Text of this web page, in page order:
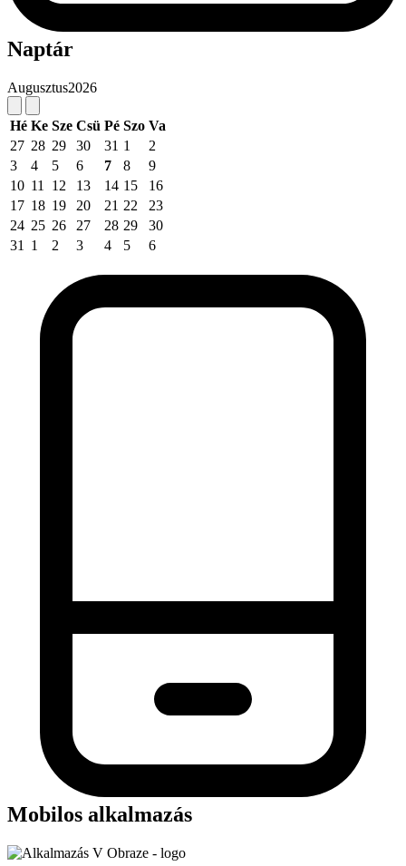
Naptár
Augusztus2026
Hé Ke Sze Csü Pé Szo Va
27 28 29 30 31 1
2
3
4 5 6 7 8
9
10 11 12 13 14 15
16
17 18 19 20 21 22
23
24 25 26 27 28 29
30
31
1 2 3 4 5 6
Mobilos alkalmazás